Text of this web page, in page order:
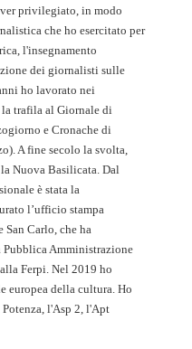
privilegiato, in modo
che ho esercitato per
l'insegnamento
dei giornalisti sulle
ho lavorato nei
trafila al Giornale di
e Cronache di
A fine secolo la svolta,
Nuova Basilicata. Dal
è stata la
l’ufficio stampa
Carlo, che ha
Pubblica Amministrazione
Ferpi. Nel 2019 ho
europea della cultura. Ho
l'Asp 2, l'Apt